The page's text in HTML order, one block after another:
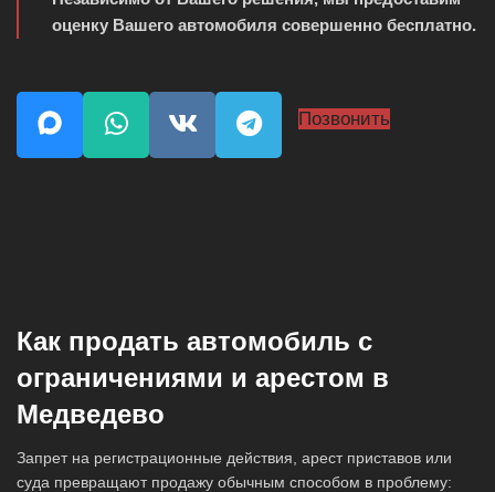
оценку Вашего автомобиля совершенно бесплатно.
Позвонить
Как продать автомобиль с
ограничениями и арестом в
Медведево
Запрет на регистрационные действия, арест приставов или
суда превращают продажу обычным способом в проблему: